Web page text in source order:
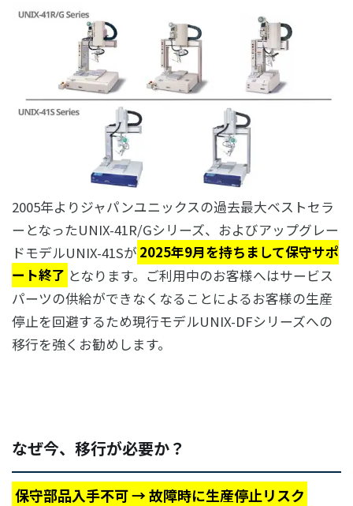
2005年よりジャパンユニックスの過去最大ベストセラ
ーとなったUNIX-41R/Gシリーズ、およびアップグレー
ドモデルUNIX-41Sが 2025年9月を持ちまして保守サポ
ート終了 となります。ご利用中のお客様へはサービス
パーツの供給ができなくなることによるお客様の生産
停止を回避するため現行モデルUNIX-DFシリーズへの
移行を強くお勧めします。
なぜ今、移⾏が必要か？
保守部品入手不可 → 故障時に生産停止リスク